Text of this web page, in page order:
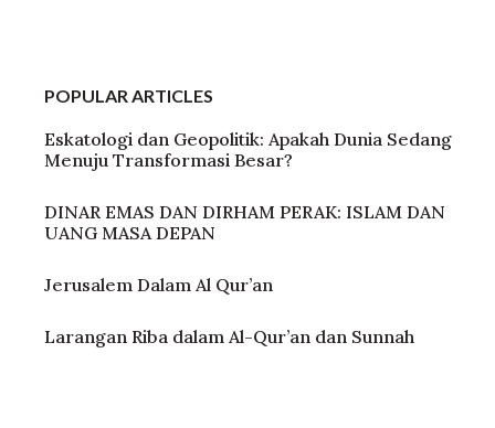
POPULAR ARTICLES
Eskatologi dan Geopolitik: Apakah Dunia Sedang
Menuju Transformasi Besar?
DINAR EMAS DAN DIRHAM PERAK: ISLAM DAN
UANG MASA DEPAN
Jerusalem Dalam Al Qur’an
Larangan Riba dalam Al-Qur’an dan Sunnah